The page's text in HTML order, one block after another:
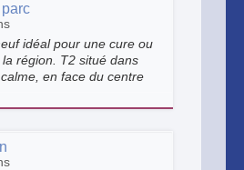
idéal pour une cure ou
région. T2 situé dans
en face du centre
Hébergement adapté